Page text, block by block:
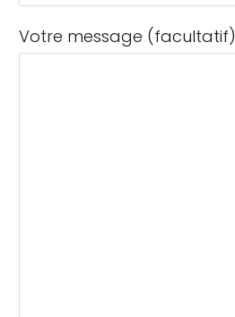
Votre message (facultatif)